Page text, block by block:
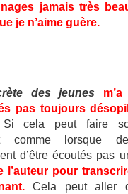
jamais très
je n’aime guère.
des jeunes
pas toujours
Si cela peut faire
comme lorsque
d’être écoutés pas
l’auteur pour
Cela peut aller